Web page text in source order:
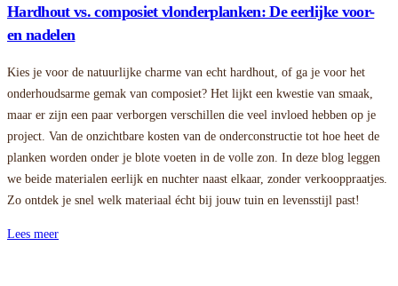
Hardhout vs. composiet vlonderplanken: De eerlijke voor-
en nadelen
Kies je voor de natuurlijke charme van echt hardhout, of ga je voor het
onderhoudsarme gemak van composiet? Het lijkt een kwestie van smaak,
maar er zijn een paar verborgen verschillen die veel invloed hebben op je
project. Van de onzichtbare kosten van de onderconstructie tot hoe heet de
planken worden onder je blote voeten in de volle zon. In deze blog leggen
we beide materialen eerlijk en nuchter naast elkaar, zonder verkooppraatjes.
Zo ontdek je snel welk materiaal écht bij jouw tuin en levensstijl past!
Lees meer